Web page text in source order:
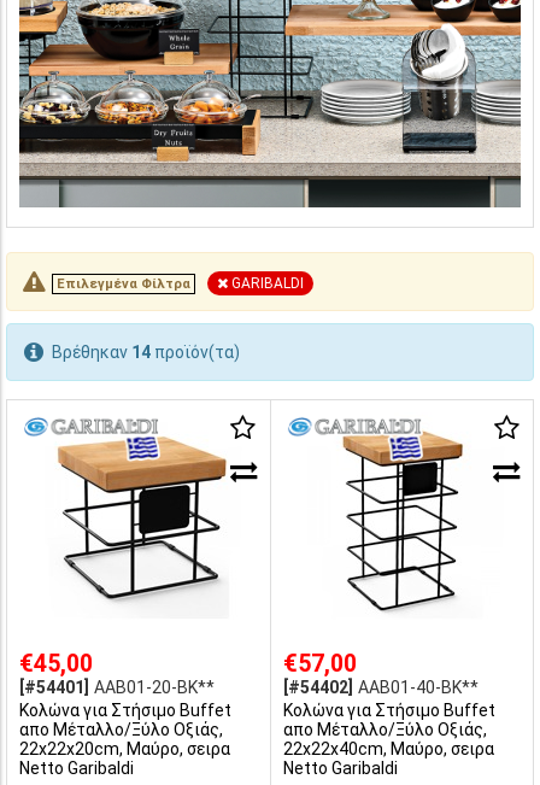
Επιλεγμένα Φίλτρα GARIBALDI
Βρέθηκαν 14 προϊόν(τα)
€45,00
[#54401]
AAB01-20-BK**
Κολώνα για Στήσιμο Buffet
απο Μέταλλο/Ξύλο Οξιάς,
22x22x20cm, Μαύρο, σειρα
Netto Garibaldi
€57,00
[#54402] AAB01-40-BK**
Κολώνα για Στήσιμο Buffet
απο Μέταλλο/Ξύλο Οξιάς,
22x22x40cm, Μαύρο, σειρα
Netto Garibaldi